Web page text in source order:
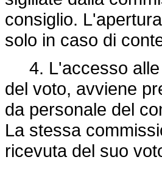
consiglio.
solo in caso di
4. L'accesso alle
del voto, avviene
da personale del
La stessa
ricevuta del suo